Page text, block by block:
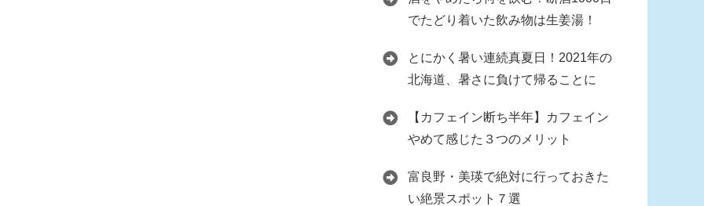
でたどり着いた飲み物は生姜湯！
とにかく暑い連続真夏日！2021年の
北海道、暑さに負けて帰ることに
【カフェイン断ち半年】カフェイン
やめて感じた３つのメリット
富良野・美瑛で絶対に行っておきた
い絶景スポット７選